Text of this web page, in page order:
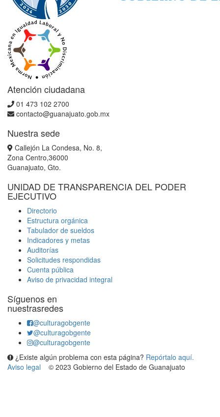
Atención ciudadana
01 473 102 2700
contacto@guanajuato.gob.mx
Nuestra sede
Callejón La Condesa, No. 8,
Zona Centro,36000
Guanajuato, Gto.
UNIDAD DE TRANSPARENCIA DEL PODER
EJECUTIVO
Directorio
Estructura orgánica
Tabulador de sueldos
Indicadores y metas
Auditorías
Solicitudes respondidas
Cuenta pública
Aviso de privacidad integral
Síguenos en
nuestrasredes
@culturagobgente
@culturagobgente
@culturagobgente
¿Existe algún problema con esta página? Repórtalo aquí.
Aviso legal
© 2023 Gobierno del Estado de Guanajuato